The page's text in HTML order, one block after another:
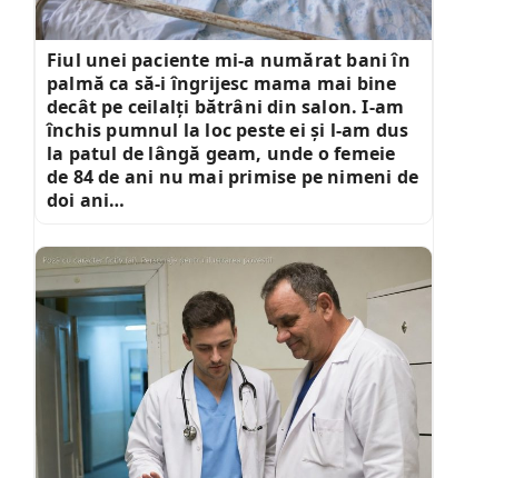
Fiul unei paciente mi-a numărat bani în
palmă ca să-i îngrijesc mama mai bine
decât pe ceilalți bătrâni din salon. I-am
închis pumnul la loc peste ei și l-am dus
la patul de lângă geam, unde o femeie
de 84 de ani nu mai primise pe nimeni de
doi ani…